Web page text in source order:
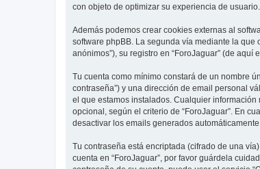
con objeto de optimizar su experiencia de usuario.
Además podemos crear cookies externas al
software phpBB. La segunda vía mediante la
anónimos”), su registro en “ForoJaguar” (de
Tu cuenta como mínimo constará de un nombre
contraseña”) y una dirección de email personal
el que estamos instalados. Cualquier
opcional, según el criterio de “ForoJaguar”. En
desactivar los emails generados
Tu contraseña está encriptada (cifrado de una
cuenta en “ForoJaguar”, por favor guárdela